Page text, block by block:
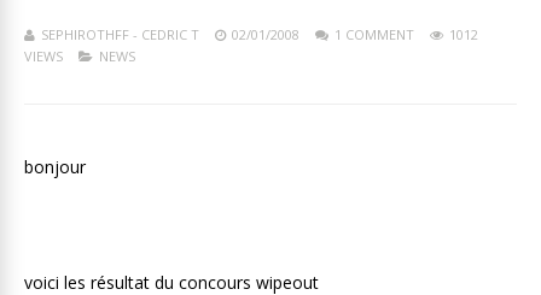
SEPHIROTHFF - CEDRIC T 02/01/2008 1 COMMENT
1012
VIEWS
NEWS
bonjour
voici les résultat du concours wipeout